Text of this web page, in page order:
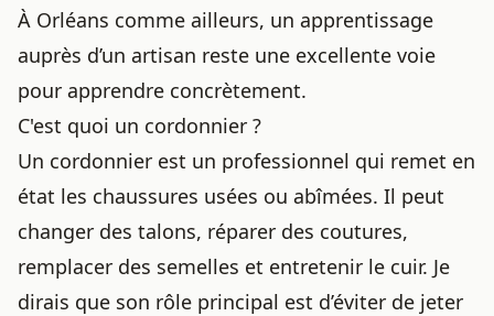
À Orléans comme ailleurs, un apprentissage
auprès d’un artisan reste une excellente voie
pour apprendre concrètement.
C'est quoi un cordonnier ?
Un cordonnier est un professionnel qui remet en
état les chaussures usées ou abîmées. Il peut
changer des talons, réparer des coutures,
remplacer des semelles et entretenir le cuir. Je
dirais que son rôle principal est d’éviter de jeter